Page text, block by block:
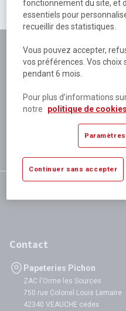
Retour
Plus de 180
à votre écoute
Plus de 80 000
disponibles
Expédition le jour
si validation avant 12h
satisfaction totale
Contact
Papeteries Pichon
ZAC l'Orme les Sources
750 rue Colonel Louis Lemaire
42340 VEAUCHE cedex
fonctionnement du site, et
essentiels pour
recueillir des statistiques.
Vous pouvez accepter,
vos préférences. Vos choix
pendant 6 mois.
Pour plus d’informations
notre
politique de
Continuer sans accepter